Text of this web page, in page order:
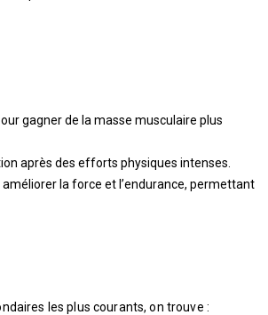
gagner de la masse musculaire plus
après des efforts physiques intenses.
la force et l’endurance, permettant
les plus courants, on trouve :